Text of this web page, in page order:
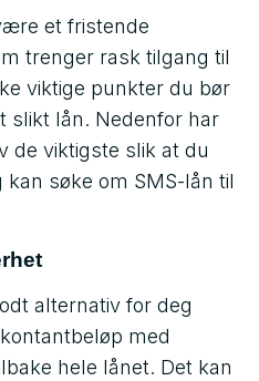
et fristende
trenger rask tilgang til
viktige punkter du bør
slikt lån. Nedenfor har
de viktigste slik at du
søke om SMS-lån til
alternativ for deg
med
hele lånet. Det kan